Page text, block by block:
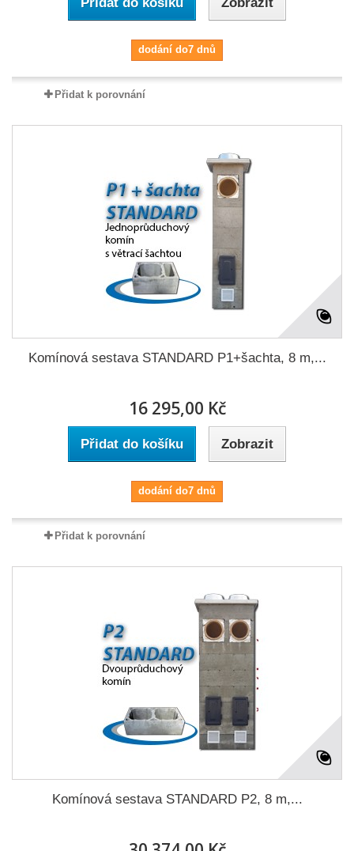
Přidat do košíku Zobrazit
dodání do7 dnů
Přidat k porovnání
Komínová sestava STANDARD P1+šachta, 8 m,...
16 295,00 Kč
Přidat do košíku Zobrazit
dodání do7 dnů
Přidat k porovnání
Komínová sestava STANDARD P2, 8 m,...